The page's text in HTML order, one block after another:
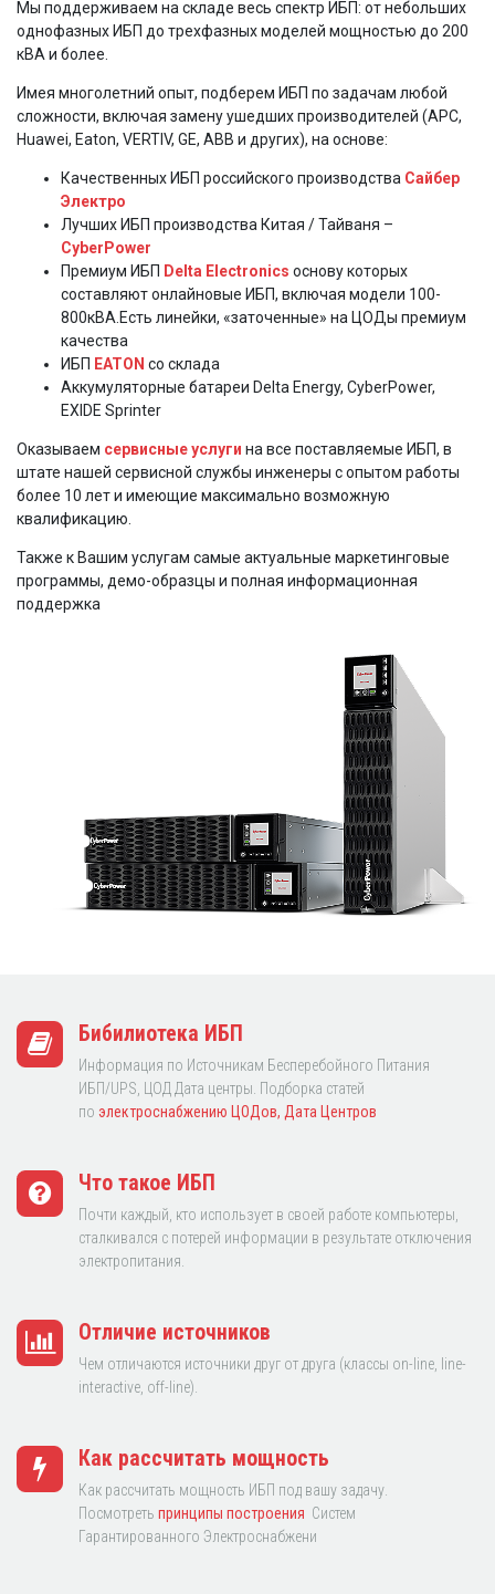
Мы поддерживаем на складе весь спектр ИБП: от небольших
однофазных ИБП до трехфазных моделей мощностью до 200
кВА и более.
Имея многолетний опыт, подберем ИБП по задачам любой
сложности, включая замену ушедших производителей (АРС,
Huawei, Eaton, VERTIV, GE, ABB и других), на основе:
Качественных ИБП российского производства Сайбер
Электро
Лучших ИБП производства Китая / Тайваня –
CyberPower
Премиум ИБП Delta Electronics основу которых
составляют онлайновые ИБП, включая модели 100-
800кВА.Есть линейки, «заточенные» на ЦОДы премиум
качества
ИБП EATON со склада
Аккумуляторные батареи Delta Energy, CyberPower,
EXIDE Sprinter
Оказываем сервисные услуги на все поставляемые ИБП, в
штате нашей сервисной службы инженеры с опытом работы
более 10 лет и имеющие максимально возможную
квалификацию.
Также к Вашим услугам самые актуальные маркетинговые
программы, демо-образцы и полная информационная
поддержка
Бибилиотека ИБП
Информация по Источникам Бесперебойного Питания
ИБП/UPS, ЦОД Дата центры. Подборка статей
по электроснабжению ЦОДов, Дата Центров
Что такое ИБП
Почти каждый, кто использует в своей работе компьютеры,
сталкивался с потерей информации в результате отключения
электропитания.
Отличие источников
Чем отличаются источники друг от друга (классы on-line, line-
interactive, off-line).
Как рассчитать мощность
Как рассчитать мощность ИБП под вашу задачу.
Посмотреть принципы построения Систем
Гарантированного Электроснабжени